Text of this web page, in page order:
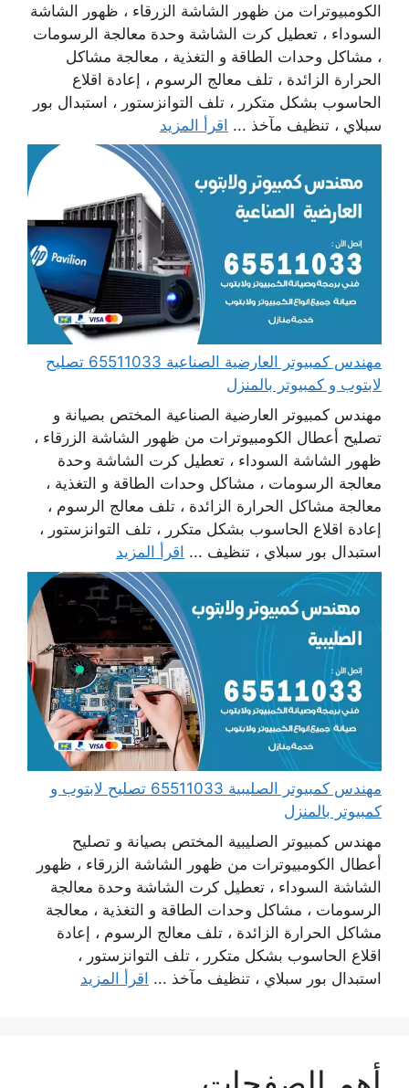
الكومبيوترات من ظهور الشاشة الزرقاء ، ظهور الشاشة
السوداء ، تعطيل كرت الشاشة وحدة معالجة الرسومات
، مشاكل وحدات الطاقة و التغذية ، معالجة مشاكل
الحرارة الزائدة ، تلف معالج الرسوم ، إعادة اقلاع
الحاسوب بشكل متكرر ، تلف التوانزستور ، استبدال بور
سبلاي ، تنظيف مآخذ ... اقرأ المزيد
مهندس كمبيوتر العارضية الصناعية 65511033 تصليح
لابتوب و كمبيوتر بالمنزل
مهندس كمبيوتر العارضية الصناعية المختص بصيانة و
تصليح أعطال الكومبيوترات من ظهور الشاشة الزرقاء ،
ظهور الشاشة السوداء ، تعطيل كرت الشاشة وحدة
معالجة الرسومات ، مشاكل وحدات الطاقة و التغذية ،
معالجة مشاكل الحرارة الزائدة ، تلف معالج الرسوم ،
إعادة اقلاع الحاسوب بشكل متكرر ، تلف التوانزستور ،
استبدال بور سبلاي ، تنظيف ... اقرأ المزيد
مهندس كمبيوتر الصليبية 65511033 تصليح لابتوب و
كمبيوتر بالمنزل
مهندس كمبيوتر الصليبية المختص بصيانة و تصليح
أعطال الكومبيوترات من ظهور الشاشة الزرقاء ، ظهور
الشاشة السوداء ، تعطيل كرت الشاشة وحدة معالجة
الرسومات ، مشاكل وحدات الطاقة و التغذية ، معالجة
مشاكل الحرارة الزائدة ، تلف معالج الرسوم ، إعادة
اقلاع الحاسوب بشكل متكرر ، تلف التوانزستور ،
استبدال بور سبلاي ، تنظيف مآخذ ... اقرأ المزيد